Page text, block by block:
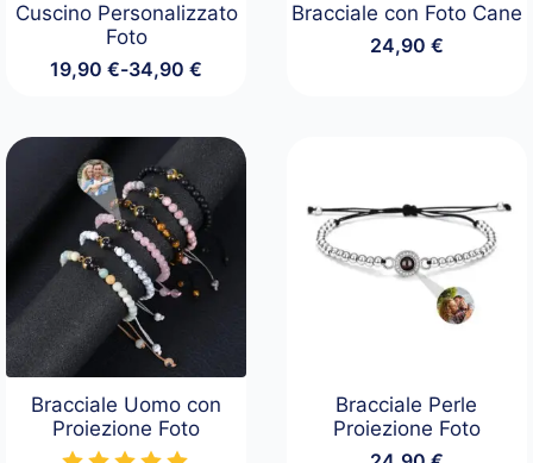
Cuscino Personalizzato
Foto
19,90€-34,90€
Fascia
19,90 €
a
34,90 €
Bracciale con Foto Cane
24,90 €
Bracciale Uomo con
Proiezione Foto
Bracciale Perle
Proiezione Foto